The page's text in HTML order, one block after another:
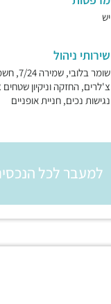
יש
שירותי ניהול
שומר
צ'לרים, החזקה וניקיון שטחים
נגישות נכים, חניית אופניים
למעבר לכל